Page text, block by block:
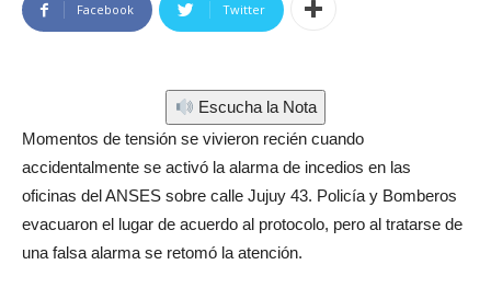
Facebook Twitter
Escucha la Nota
Momentos de tensión se vivieron recién cuando
accidentalmente se activó la alarma de incedios en las
oficinas del ANSES sobre calle Jujuy 43. Policía y Bomberos
evacuaron el lugar de acuerdo al protocolo, pero al tratarse de
una falsa alarma se retomó la atención.